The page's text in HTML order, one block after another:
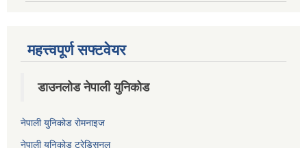
महत्त्वपूर्ण सफ्टवेयर
डाउनलोड नेपाली युनिकोड
नेपाली युनिकोड रोमनाइज
नेपाली युनिकोड ट्रेडिसनल